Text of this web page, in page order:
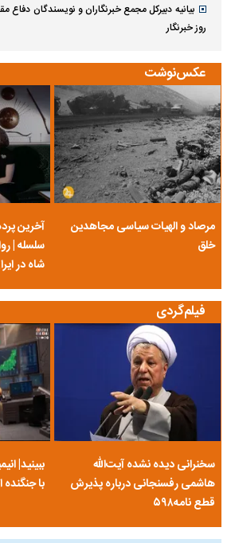
بیانیه دبیرکل مجمع خبرنگاران و نویسندگان
روز خبرنگار
عکس‌نوشت
مرصاد و الهیات سیاسی مجاهدین
خلق
آخرین
سلسله |
شاه در
فیلم‌گردی
سخنرانی دیده نشده آیت‌الله
هاشمی رفسنجانی درباره پذیرش
قطع نامه۵۹۸
ببینید|
با جنگنده